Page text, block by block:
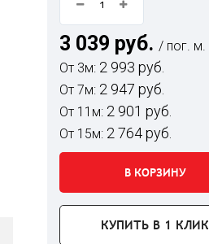
3 039 руб. / пог. м.
От 3м: 2 993 руб.
От 7м: 2 947 руб.
От 11м: 2 901 руб.
От 15м: 2 764 руб.
В КОРЗИНУ
КУПИТЬ В 1 КЛИК